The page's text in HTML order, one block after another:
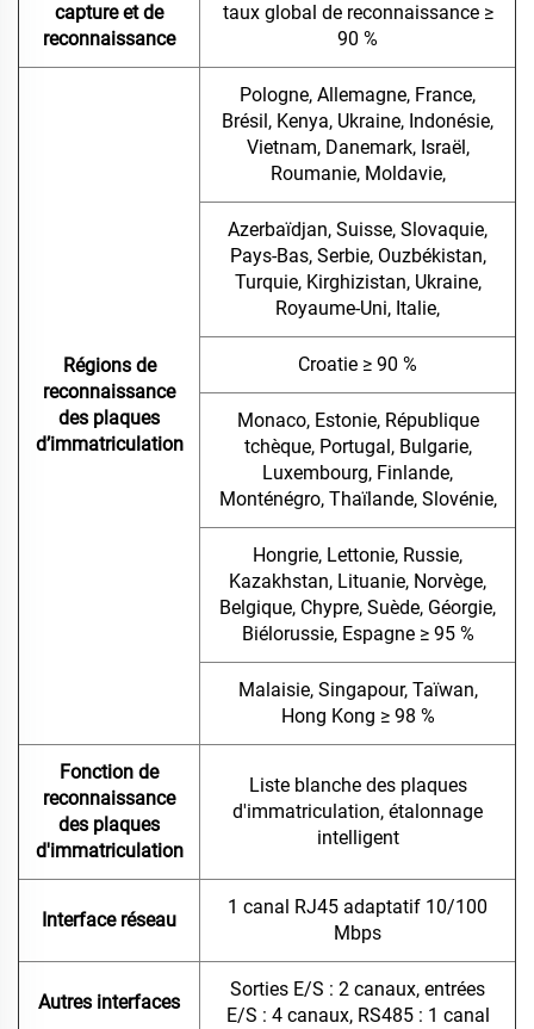
capture et de
reconnaissance
taux global de reconnaissance ≥
90 %
Régions de
reconnaissance
des plaques
d’immatriculation
Pologne, Allemagne, France,
Brésil, Kenya, Ukraine, Indonésie,
Vietnam, Danemark, Israël,
Roumanie, Moldavie,
Azerbaïdjan, Suisse, Slovaquie,
Pays-Bas, Serbie, Ouzbékistan,
Turquie, Kirghizistan, Ukraine,
Royaume-Uni, Italie,
Croatie ≥ 90 %
Monaco, Estonie, République
tchèque, Portugal, Bulgarie,
Luxembourg, Finlande,
Monténégro, Thaïlande, Slovénie,
Hongrie, Lettonie, Russie,
Kazakhstan, Lituanie, Norvège,
Belgique, Chypre, Suède, Géorgie,
Biélorussie, Espagne ≥ 95 %
Malaisie, Singapour, Taïwan,
Hong Kong ≥ 98 %
Fonction de
reconnaissance
des plaques
d'immatriculation
Liste blanche des plaques
d'immatriculation, étalonnage
intelligent
Interface réseau
1 canal RJ45 adaptatif 10/100
Mbps
Autres interfaces
Sorties E/S : 2 canaux, entrées
E/S : 4 canaux, RS485 : 1 canal